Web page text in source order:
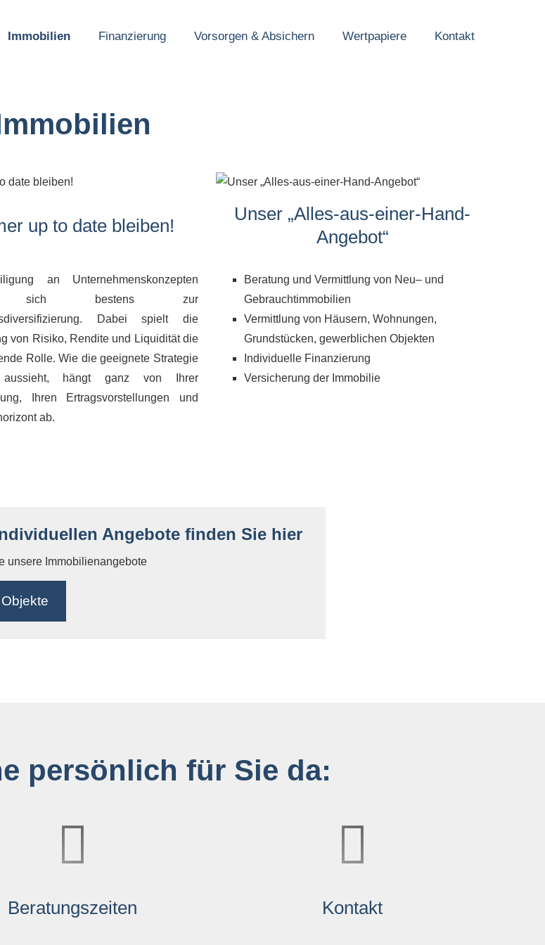
Immobilien Finanzierung Vorsorgen & Absichern Wertpapiere Kontakt
up to date bleiben!
an Unternehmenskonzepten
sich bestens zur
Dabei spielt die
von Risiko, Rendite und Liquidität die
Rolle. Wie die geeignete Strategie
hängt ganz von Ihrer
Ihren Ertragsvorstellungen und
ab.
Unser „Alles-aus-einer-Hand-
Angebot“
Beratung und Vermittlung von Neu– und
Gebrauchtimmobilien
Vermittlung von Häusern, Wohnungen,
Grundstücken, gewerblichen Objekten
Individuelle Finanzierung
Versicherung der Immobilie
Angebote finden Sie hier
unsere Immobilienangebote
persönlich für Sie da:
Beratungszeiten Kontakt